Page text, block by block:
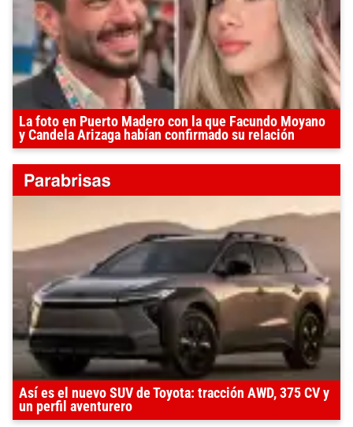
La foto en Puerto Madero con la que Facundo Moyano
y Candela Arizaga habían confirmado su relación
Así es el nuevo SUV de Toyota: tracción AWD, 375 CV y
un perfil aventurero